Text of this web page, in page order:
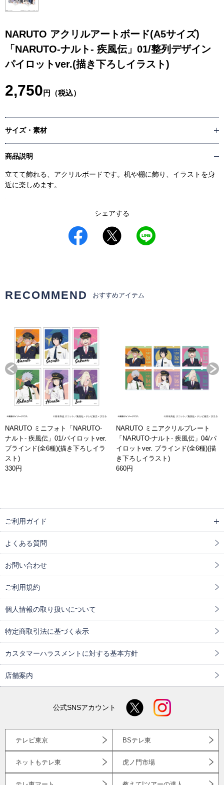
NARUTO アクリルアートボード(A5サイズ)
「NARUTO-ナルト- 疾風伝」01/整列デザイン
パイロットver.(描き下ろしイラスト)
2,750 円（税込）
サイズ・素材
商品説明
立てて飾れる、アクリルボードです。机や棚に飾り、イラストを身
近に楽しめます。
シェアする
RECOMMEND おすすめアイテム
NARUTO ミニフォト「NARUTO-
ナルト- 疾風伝」01/パイロットver.
ブラインド(全6種)(描き下ろしイラ
スト)
330円
NARUTO ミニアクリルプレート
「NARUTO-ナルト- 疾風伝」04/パ
イロットver. ブラインド(全6種)(描
き下ろしイラスト)
660円
ご利用ガイド
よくある質問
お問い合わせ
ご利用規約
個人情報の取り扱いについて
特定商取引法に基づく表示
カスタマーハラスメントに対する基本方針
店舗案内
公式SNSアカウント
テレビ東京 BSテレ東
ネットもテレ東 虎ノ門市場